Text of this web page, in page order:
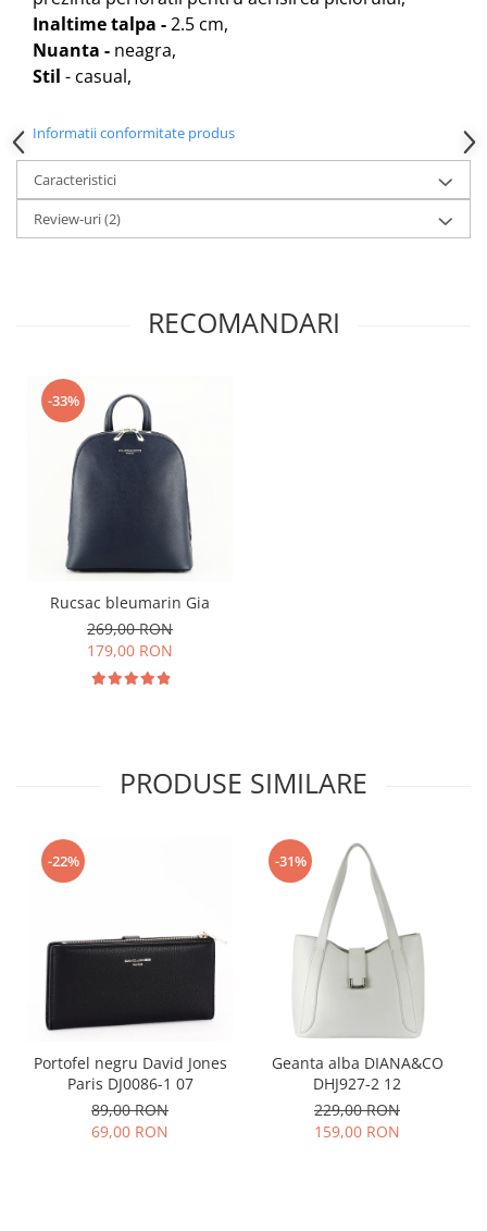
Inaltime talpa -2.5 cm,
Nuanta - neagra,
Stil - casual,
Informatii conformitate produs
Caracteristici
Review-uri(2)
RECOMANDARI
-33%
Rucsac bleumarin Gia
269,00 RON
179,00 RON
PRODUSE SIMILARE
-22%
Portofel negru David Jones
Paris DJ0086-1 07
89,00 RON
69,00 RON
-31%
Geanta alba DIANA&CO
DHJ927-2 12
229,00 RON
159,00 RON